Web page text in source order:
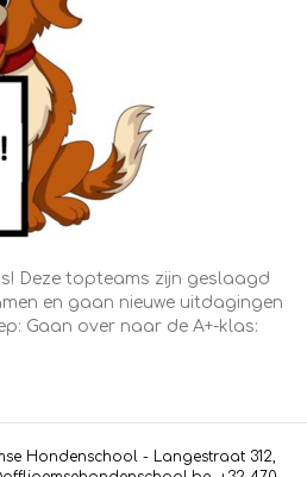
Deze topteams zijn geslaagd
en gaan nieuwe uitdagingen
Gaan over naar de A+-klas:
Hondenschool - Langestraat 312,